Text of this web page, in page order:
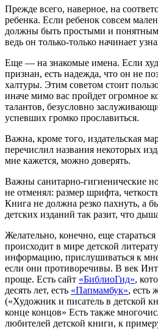
Прежде всего, наверное, на
ребенка. Если ребенок совсем
должны быть простыми и
ведь он только-только начинает
Еще — на знакомые имена. Если
признан, есть надежда, что он не
халтуры. Этим советом стоит
иначе мимо вас пройдет огромное
талантов, безусловно
успевших громко прославиться.
Важна, кроме того, издательская
перечислил названия некоторых
мне кажется, можно доверять.
Важны санитарно-гигиенические
не отменял: размер шрифта,
Книга не должна резко пахнуть, а
детских изданий так разит, что
Желательно, конечно, еще стараться
происходит в мире детской
информацию, прислушиваться к
если они противоречивы. В век
проще. Есть сайт «БиблиоГид»,
десять лет, есть «Папмамбук», есть
(«Художник и писатель в детской
конце концов» Есть также
любителей детской книги, к